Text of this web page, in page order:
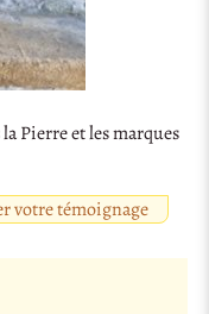
Pierre et les marques
votre témoignage